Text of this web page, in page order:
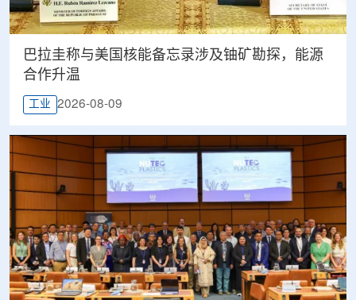
巴拉圭称与美国核能备忘录涉及铀矿勘探，能源
合作升温
工业 2026-08-09